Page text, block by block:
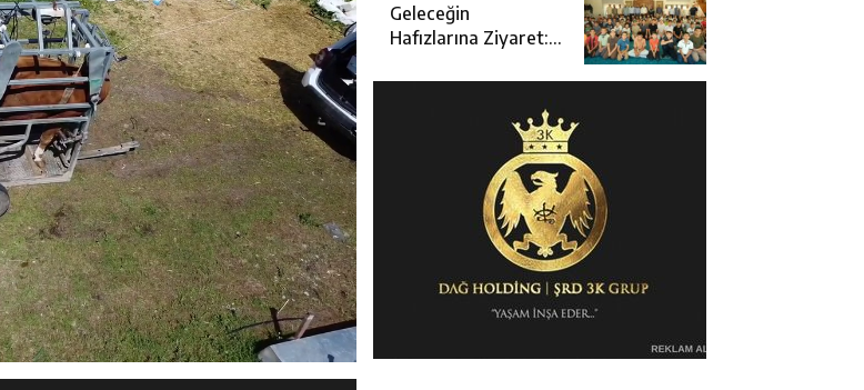
Geleceğin
Hafızlarına Ziyaret:
Erzincan’da Kur’an
Kursu Öğrencileriyle